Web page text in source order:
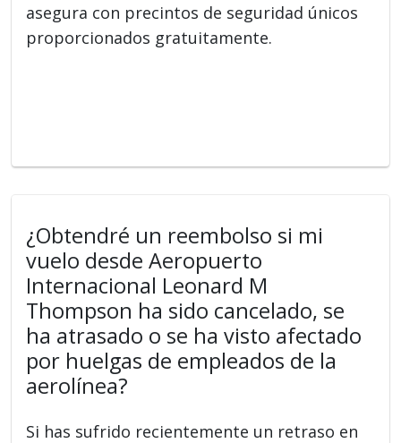
asegura con precintos de seguridad únicos
proporcionados gratuitamente.
¿Obtendré un reembolso si mi
vuelo desde Aeropuerto
Internacional Leonard M
Thompson ha sido cancelado, se
ha atrasado o se ha visto afectado
por huelgas de empleados de la
aerolínea?
Si has sufrido recientemente un retraso en